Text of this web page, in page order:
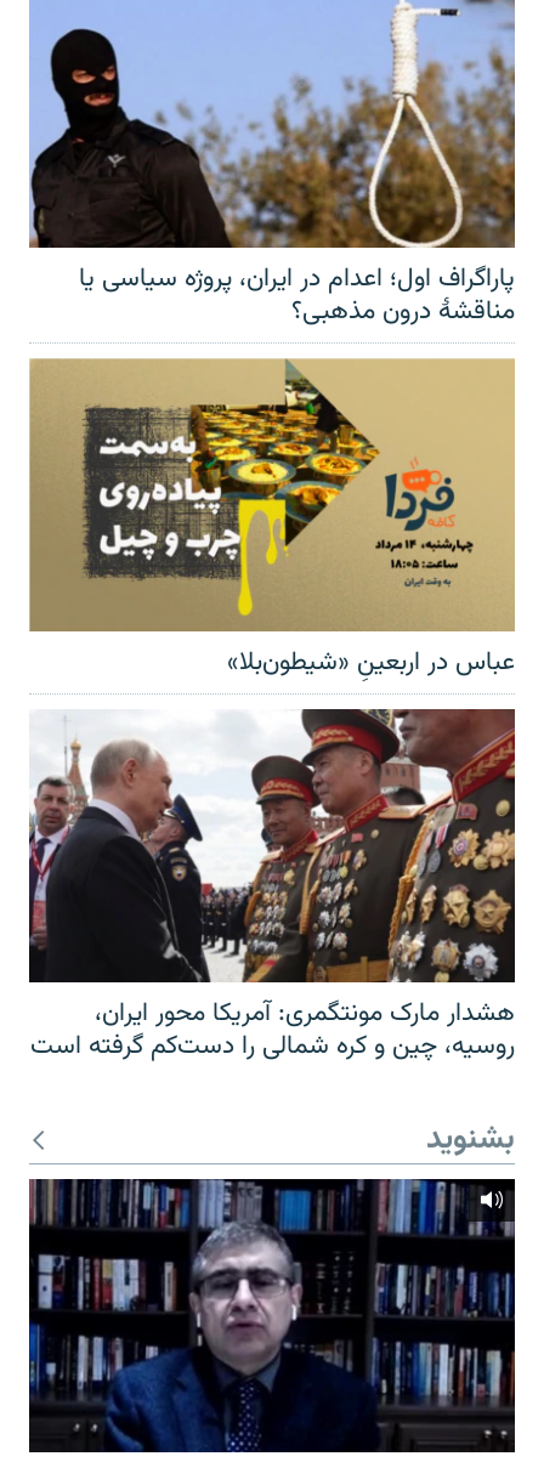
پاراگراف اول؛ اعدام در ایران، پروژه سیاسی یا
مناقشهٔ درون مذهبی؟
عباس در اربعینِ «شیطون‌بلا»
هشدار مارک مونتگمری: آمریکا محور ایران،
روسیه، چین و کره شمالی را دست‌کم گرفته است
بشنوید